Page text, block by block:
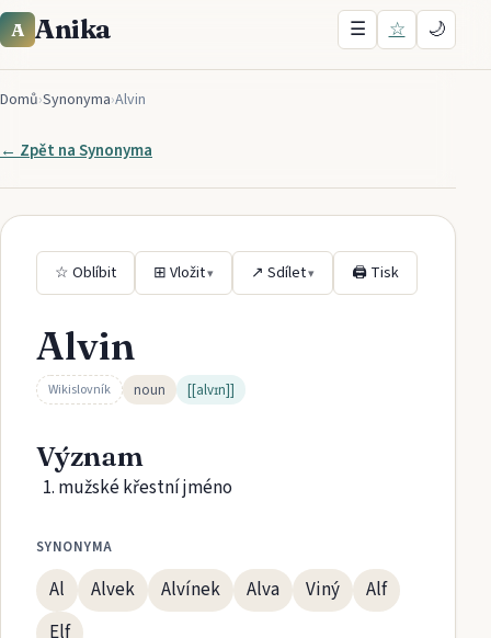
A Anika ☰ ☆ 🌙
Domů›Synonyma›Alvin
← Zpět naSynonyma
☆ Oblíbit ⊞ Vložit▾ ↗ Sdílet▾ 🖨 Tisk
Alvin
Wikislovník noun [[alvɪn]]
Význam
mužské křestní jméno
SYNONYMA
Al Alvek Alvínek Alva Viný
Alf